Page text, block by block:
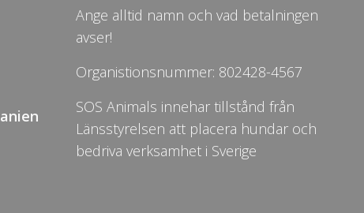
Ange alltid namn och vad betalningen
avser!
Organistionsnummer: 802428-4567
SOS Animals innehar tillstånd från
Länsstyrelsen att placera hundar och
bedriva verksamhet i Sverige